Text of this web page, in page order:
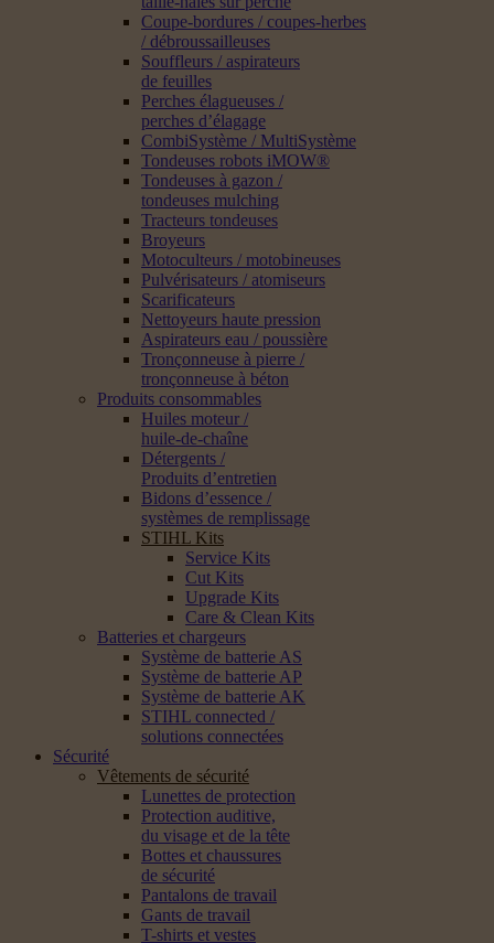
Coupe-bordures / coupes-herbes
/ débroussailleuses
Souffleurs / aspirateurs
de feuilles
Perches élagueuses /
perches d’élagage
CombiSystème / MultiSystème
Tondeuses robots iMOW®
Tondeuses à gazon /
tondeuses mulching
Tracteurs tondeuses
Broyeurs
Motoculteurs / motobineuses
Pulvérisateurs / atomiseurs
Scarificateurs
Nettoyeurs haute pression
Aspirateurs eau / poussière
Tronçonneuse à pierre /
tronçonneuse à béton
Produits consommables
Huiles moteur /
huile-de-chaîne
Détergents /
Produits d’entretien
Bidons d’essence /
systèmes de remplissage
STIHL Kits
Service Kits
Cut Kits
Upgrade Kits
Care & Clean Kits
Batteries et chargeurs
Système de batterie AS
Système de batterie AP
Système de batterie AK
STIHL connected /
solutions connectées
Sécurité
Vêtements de sécurité
Lunettes de protection
Protection auditive,
du visage et de la tête
Bottes et chaussures
de sécurité
Pantalons de travail
Gants de travail
T-shirts et vestes